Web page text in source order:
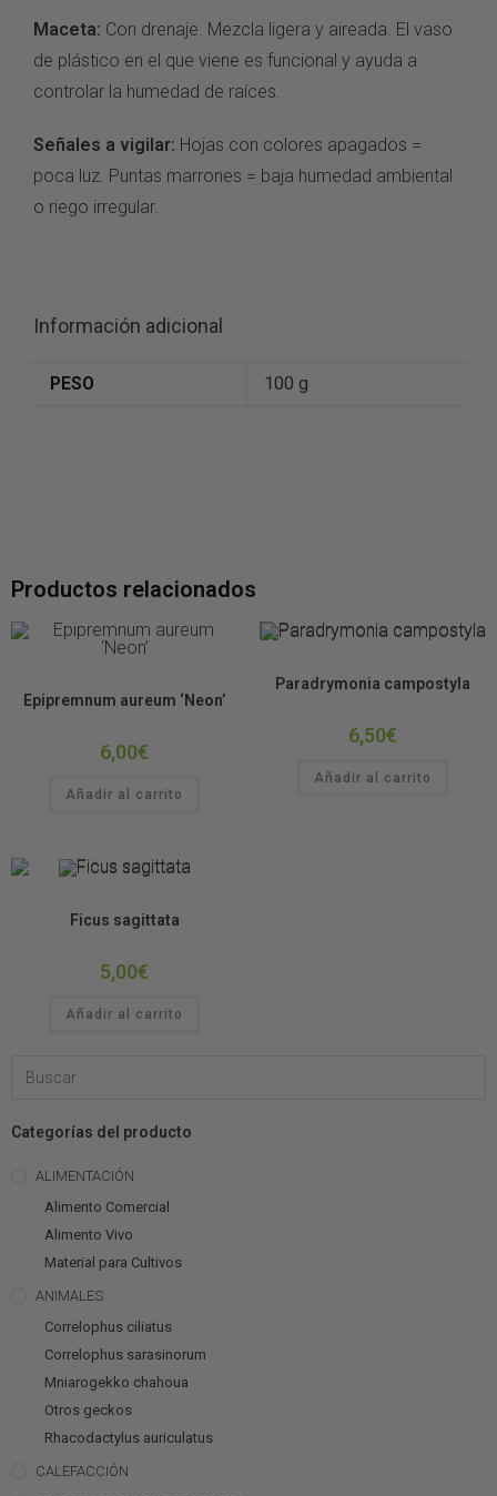
Categorías del producto
ALIMENTACIÓN
Alimento Comercial
Alimento Vivo
Material para Cultivos
ANIMALES
Correlophus ciliatus
Correlophus sarasinorum
Mniarogekko chahoua
Otros geckos
Rhacodactylus auriculatus
CALEFACCIÓN
Maceta: Con drenaje. Mezcla ligera y aireada. El vaso
de plástico en el que viene es funcional y ayuda a
controlar la humedad de raíces.
Señales a vigilar: Hojas con colores apagados =
poca luz. Puntas marrones = baja humedad ambiental
o riego irregular.
Información adicional
PESO 100 g
Productos relacionados
Epipremnum aureum ‘Neon’
6,00€
Añadir al carrito
Paradrymonia campostyla
6,50€
Añadir al carrito
Ficus sagittata
5,00€
Añadir al carrito